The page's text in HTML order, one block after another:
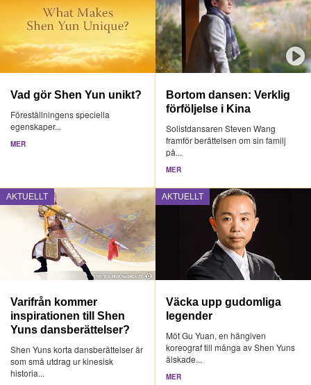
Vad gör Shen Yun unikt?
Föreställningens speciella
egenskaper...
MER
Bortom dansen: Verklig
förföljelse i Kina
Solistdansaren Steven Wang
framför berättelsen om sin familj
på...
MER
AKTUELLT
Varifrån kommer
inspirationen till Shen
Yuns dansberättelser?
Shen Yuns korta dansberättelser är
som små utdrag ur kinesisk
historia...
AKTUELLT
Väcka upp gudomliga
legender
Möt Gu Yuan, en hängiven
koreograf till många av Shen Yuns
älskade...
MER